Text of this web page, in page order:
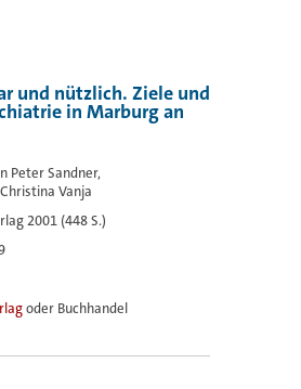
und nützlich. Ziele und
in Marburg an
Peter Sandner,
Vanja
2001 (448 S.)
oder Buchhandel